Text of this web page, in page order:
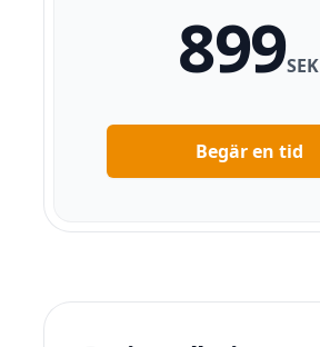
899SEK
Begär en tid